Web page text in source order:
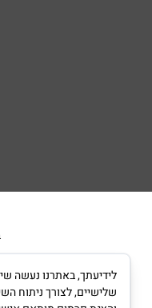
שלישיים, לצורך ניתוח